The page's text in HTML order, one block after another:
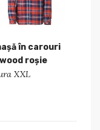
în carouri
roșie
XXL